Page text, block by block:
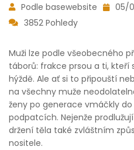
Podle basewebsite
05/
3852 Pohledy
Muži lze podle všeobecného
táborů: frakce prsou a ti, kteří
hýždě. Ale ať si to připouští
na všechny muže
ženy po generace vmáčkly
podpatcích. Nejenže
držení těla také zvláštním
nositele.